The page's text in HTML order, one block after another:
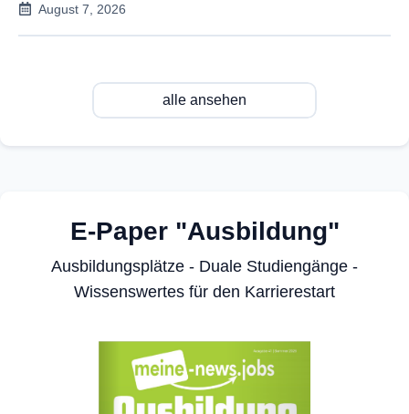
August 7, 2026
alle ansehen
E-Paper "Ausbildung"
Ausbildungsplätze - Duale Studiengänge -
Wissenswertes für den Karrierestart